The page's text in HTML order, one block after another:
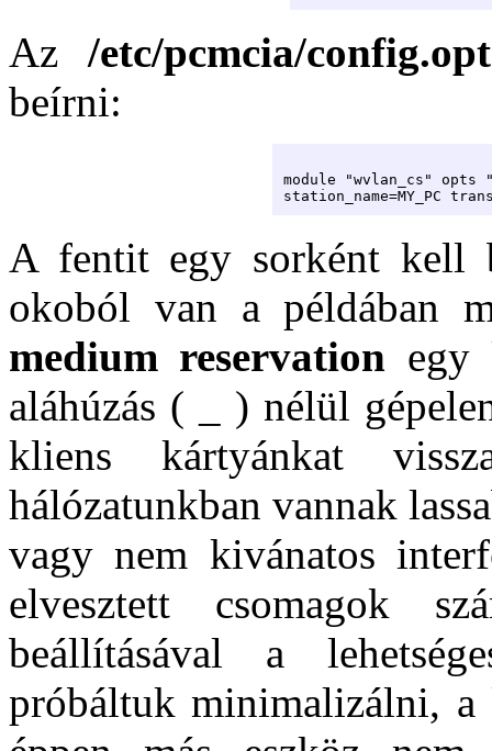
Az/etc/pcmcia/
beírni:
module "wvlan_cs" opts
station_name=MY_PC
A fentit egy sorként kell
okoból van a példában
medium reservation egy
aláhúzás ( _ ) nélül
kliens kártyánkat
hálózatunkban vannak
vagy nem kivánatos
elvesztett csomagok
beállításával a
próbáltuk minimalizálni,